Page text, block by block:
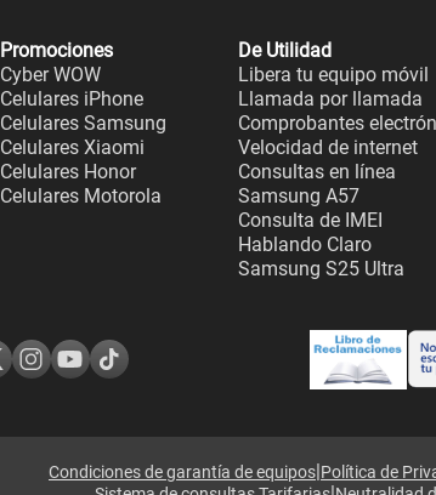
Promociones
Cyber WOW
Celulares iPhone
Celulares Samsung
Celulares Xiaomi
Celulares Honor
Celulares Motorola
De Utilidad
Libera tu equipo móvil
Llamada por llamada
Comprobantes
Velocidad de internet
Consultas en línea
Samsung A57
Consulta de IMEI
Hablando Claro
Samsung S25 Ultra
Condiciones de garantía de equipos|Política de